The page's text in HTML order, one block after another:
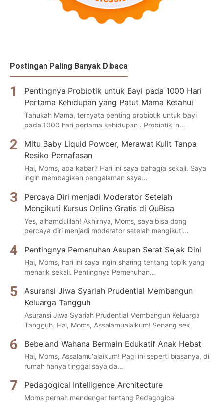
Postingan Paling Banyak Dibaca
Pentingnya Probiotik untuk Bayi pada 1000 Hari
Pertama Kehidupan yang Patut Mama Ketahui
Tahukah Mama, ternyata penting probiotik untuk bayi
pada 1000 hari pertama kehidupan . Probiotik in…
Mitu Baby Liquid Powder, Merawat Kulit Tanpa
Resiko Pernafasan
Hai, Moms, apa kabar? Hari ini saya bahagia sekali. Saya
ingin membagikan pengalaman saya…
Percaya Diri menjadi Moderator Setelah
Mengikuti Kursus Online Gratis di QuBisa
Yes, alhamdulilah! Akhirnya, Moms, saya bisa dong
percaya diri menjadi moderator setelah mengikuti…
Pentingnya Pemenuhan Asupan Serat Sejak Dini
Hai, Moms, hari ini saya ingin sharing tentang topik yang
menarik sekali. Pentingnya Pemenuhan…
Asuransi Jiwa Syariah Prudential Membangun
Keluarga Tangguh
Asuransi Jiwa Syariah Prudential Membangun Keluarga
Tangguh. Hai, Moms, Assalamualaikum! Senang sek…
Bebeland Wahana Bermain Edukatif Anak Hebat
Hai, Moms, Assalamu'alaikum! Pagi ini seperti biasanya, di
rumah hanya tinggal saya da…
Pedagogical Intelligence Architecture
Moms pernah mendengar tentang Pedagogical